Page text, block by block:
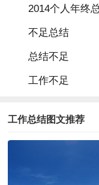
2014个人年终
不足总结
总结不足
工作不足
工作总结图文推荐